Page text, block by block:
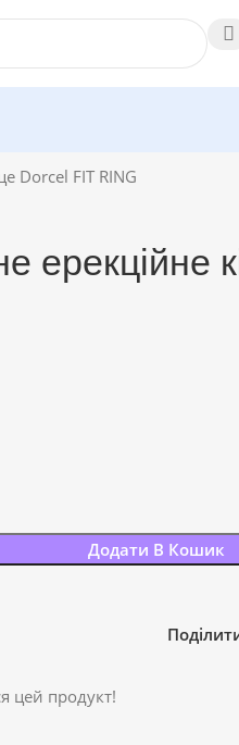
Dorcel FIT RING
ерекційне
Додати В Кошик
цей продукт!